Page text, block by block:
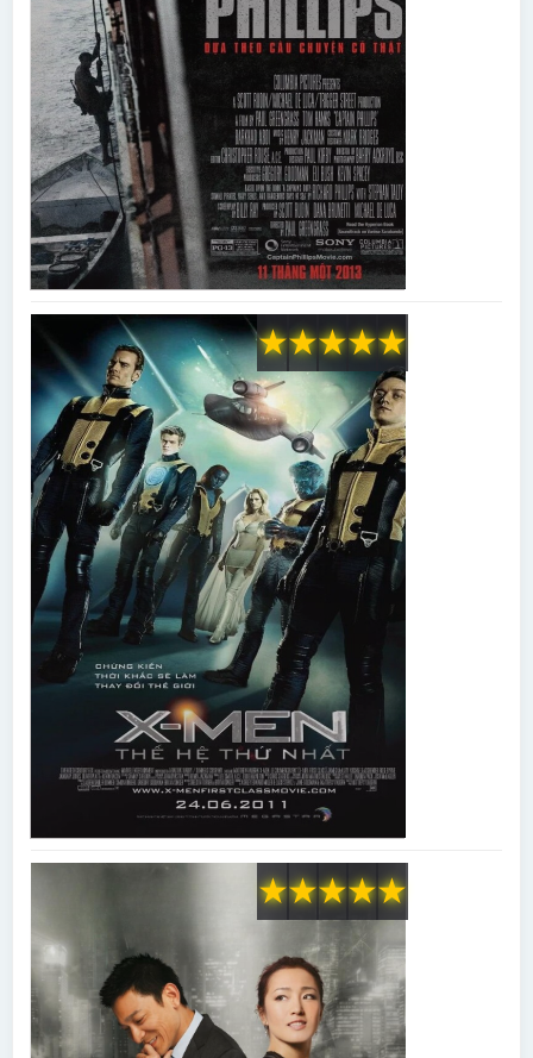
★
★
★
★
★
★
★
★
★
★